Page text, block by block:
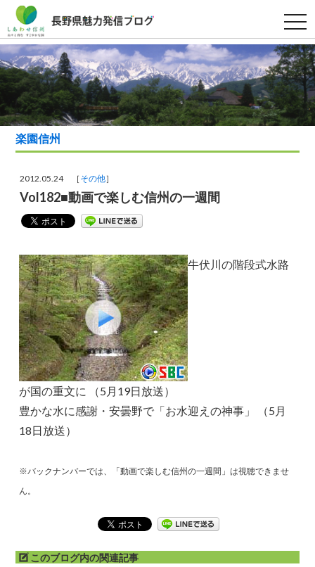
t
o
g
g
l
e
n
a
v
g
i
楽園信州
2012.05.24 ［ その他］
Vol182■動画で楽しむ信州の一週間
牛伏川の階段式水路
が国の重文に （5月19日放送）
豊かな水に感謝・安曇野で「お水迎えの神事」 （5月
18日放送）
※バックナンバーでは、「動画で楽しむ信州の一週間」は視聴できませ
ん。
このブログ内の関連記事